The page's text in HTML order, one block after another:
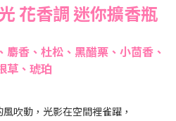
花香調 迷你擴香瓶
香、杜松、黑醋栗、小茴香、
草、琥珀
吹動，光影在空間裡雀躍，